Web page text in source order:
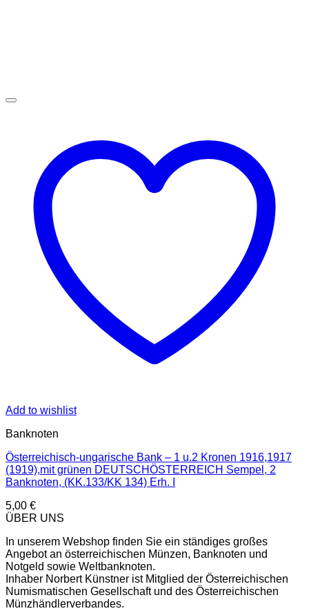
Add to wishlist
Banknoten
Österreichisch-ungarische Bank – 1 u.2 Kronen 1916,1917
(1919),mit grünen DEUTSCHÖSTERREICH Sempel, 2
Banknoten, (KK.133/KK 134) Erh. I
5,00 €
ÜBER UNS
In unserem Webshop finden Sie ein ständiges großes
Angebot an österreichischen Münzen, Banknoten und
Notgeld sowie Weltbanknoten.
Inhaber Norbert Künstner ist Mitglied der Österreichischen
Numismatischen Gesellschaft und des Österreichischen
Münzhändlerverbandes.